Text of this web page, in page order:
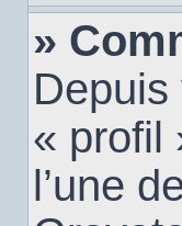
»
Depuis
« profil
l’une